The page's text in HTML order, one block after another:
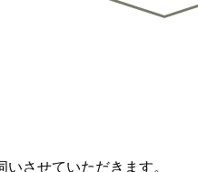
させていただきます。